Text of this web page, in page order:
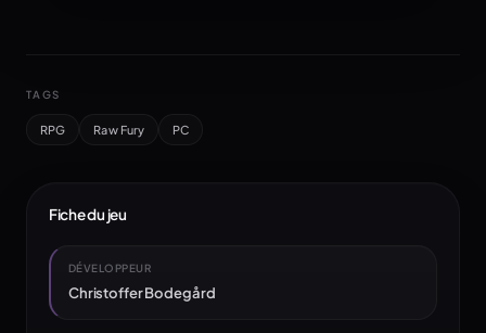
TAGS
RPG Raw Fury PC
Fiche du jeu
DÉVELOPPEUR
Christoffer Bodegård